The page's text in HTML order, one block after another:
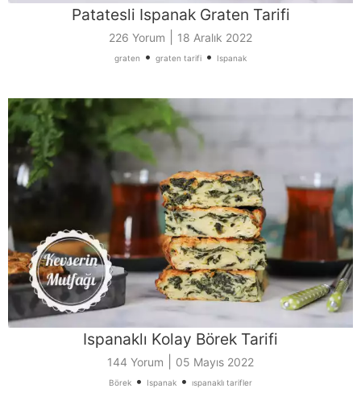
Patatesli Ispanak Graten Tarifi
226 Yorum 18 Aralık 2022
graten • graten tarifi • Ispanak
Ispanaklı Kolay Börek Tarifi
144 Yorum 05 Mayıs 2022
Börek • Ispanak • ıspanaklı tarifler